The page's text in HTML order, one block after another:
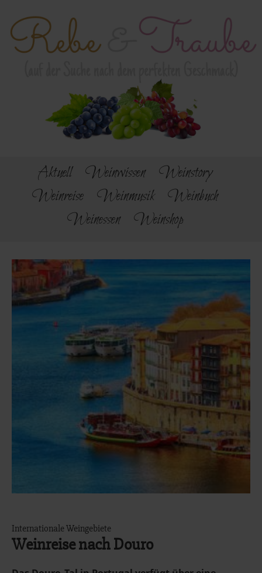
Aktuell Weinwissen
Weinstory
Weinreise
Weinmusik
Weinbuch
Weinessen
Weinshop
Internationale Weingebiete
Weinreise nach Douro